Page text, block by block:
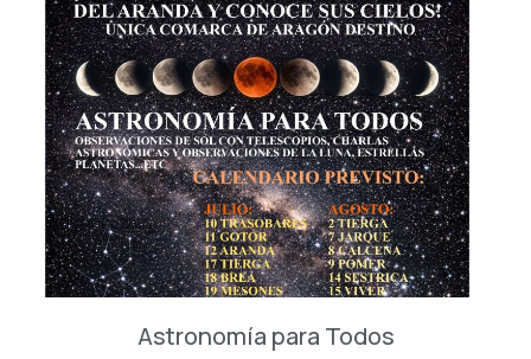
Astronomía para Todos